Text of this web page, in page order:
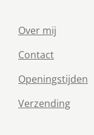
Over mij
Contact
Openingstijden
Verzending